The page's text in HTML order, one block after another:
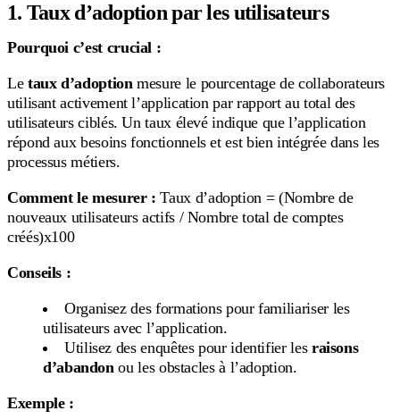
1. Taux d’adoption par les utilisateurs
Pourquoi c’est crucial :
Le taux d’adoptionmesure le pourcentage de collaborateurs
utilisant activement l’application par rapport au total des
utilisateurs ciblés. Un taux élevé indique que l’application
répond aux besoins fonctionnels et est bien intégrée dans les
processus métiers.
Comment le mesurer : Taux d’adoption = (Nombre de
nouveaux utilisateurs actifs / Nombre total de comptes
créés)x100
Conseils :
Organisez des formations pour familiariser les
utilisateurs avec l’application.
Utilisez des enquêtes pour identifier les raisons
d’abandonou les obstacles à l’adoption.
Exemple :